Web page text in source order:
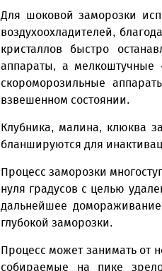
Для шоковой заморозки
воздухоохладителей,
кристаллов быстро
аппараты, а
скороморозильные
взвешенном состоянии.
Клубника, малина, клюква
бланшируются для
Процесс заморозки
нуля градусов с целью
дальнейшее
глубокой заморозки.
Процесс может занимать от
собираемые на пике